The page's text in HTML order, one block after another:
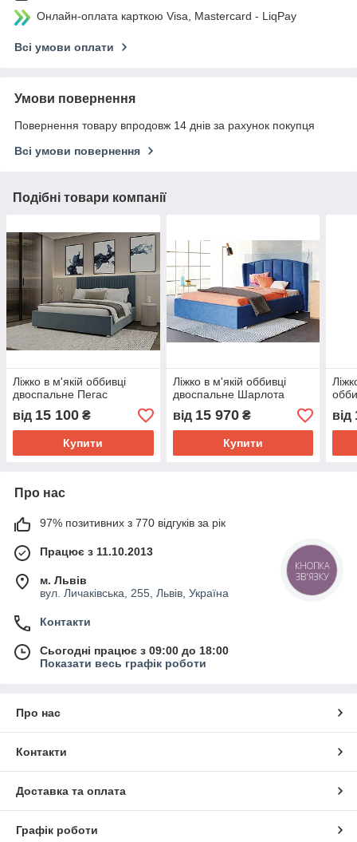
Онлайн-оплата карткою Visa, Mastercard - LiqPay
Всі умови оплати
Умови повернення
Повернення товару впродовж 14 днів за рахунок покупця
Всі умови повернення
Подібні товари компанії
Ліжко в м'якій оббивці
двоспальне Пегас
від 15 100 ₴
Купити
Ліжко в м'якій оббивці
двоспальне Шарлота
від 15 970₴
Купити
від
Про нас
97% позитивних з 770 відгуків за рік
Працює з 11.10.2013
м. Львів
вул. Личаківська, 255, Львів, Україна
Контакти
Сьогодні працює з 09:00 до 18:00
Показати весь графік роботи
Про нас
Контакти
Доставка та оплата
Графік роботи
КНОПКА
ЗВ'ЯЗКУ